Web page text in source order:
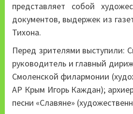
представляет собой
документов, выдержек из
Тихона.
Перед зрителями выступили:
руководитель и главный
Смоленской филармонии
АР Крым Игорь Каждан);
песни «Славяне»